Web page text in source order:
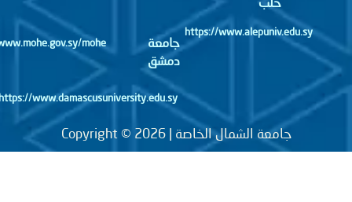
https://www.alepuniv.edu.sy
جامعة
دمشق
http://www.mohe.gov.sy/mohe
جامعة الشمال الخاصة | Copyright © 2026